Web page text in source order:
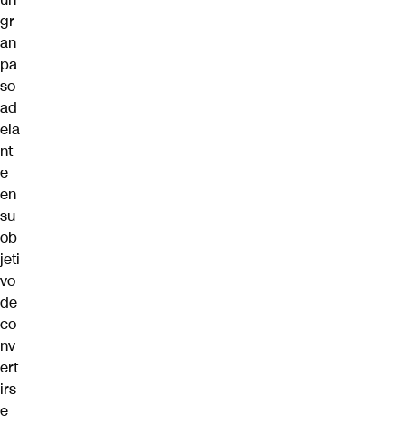
gr
an
pa
so
ad
ela
nt
e
en
su
ob
jeti
vo
de
co
nv
ert
irs
e